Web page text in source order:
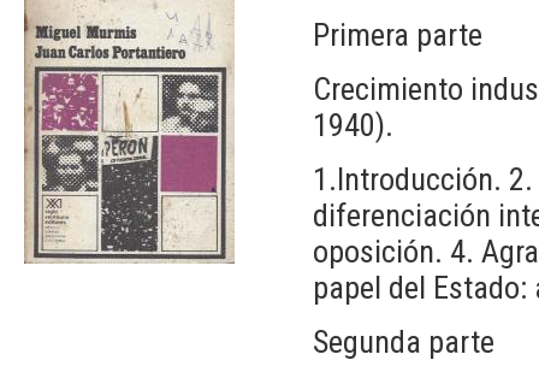
Primera parte
Crecimiento
1940).
1.Introducción.
diferenciación
oposición. 4.
papel del
Segunda parte